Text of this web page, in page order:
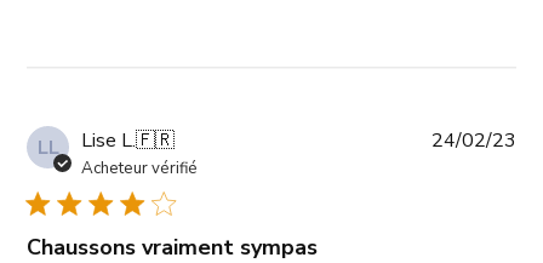
LL Lise L.🇫🇷
Acheteur vérifié
Chaussons vraiment sympas
24/02/23